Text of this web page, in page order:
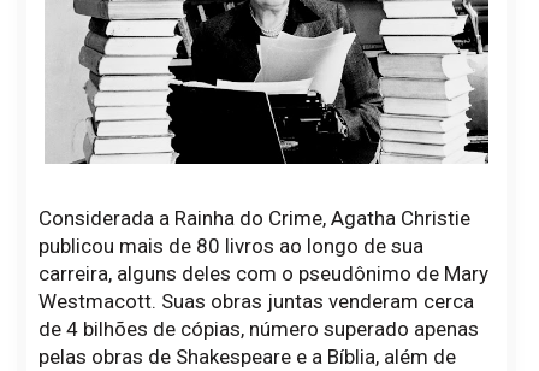
Considerada a Rainha do Crime, Agatha Christie
publicou mais de 80 livros ao longo de sua
carreira, alguns deles com o pseudônimo de Mary
Westmacott. Suas obras juntas venderam cerca
de 4 bilhões de cópias, número superado apenas
pelas obras de Shakespeare e a Bíblia, além de